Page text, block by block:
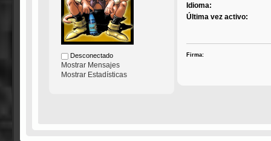
Desconectado
Mostrar Mensajes
Mostrar Estadísticas
Idioma:
Última vez activo:
Firma: